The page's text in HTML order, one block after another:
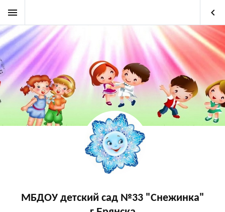
menu keyboard_arrow_left
МБДОУ детский сад №33 "Снежинка"